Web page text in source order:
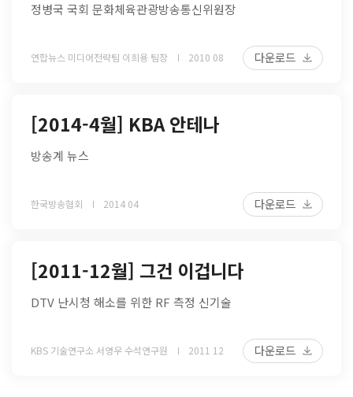
정병국 국회 문화체육관광방송통신위원장
연합뉴스 미디어전략팀 이희용 팀장 2010 08 다운로드
[2014-4월] KBA 안테나
방송계 뉴스
한국방송협회 2014 04 다운로드
[2011-12월] 그건 이겁니다
DTV 난시청 해소를 위한 RF 측정 신기술
KBS 기술연구소 서영우 수석연구원 2011 12 다운로드